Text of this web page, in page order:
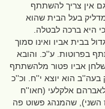
אין צריך להשתתף
בעל הבית שהוא
היא ברכה לבטלה.
בבית אביו ואינו סמוך
בפרוטות. ע''כ. והובא
אביו פטור מלהשתתף
הוא יוצא י''ח. וכ''כ
אלקלעי (חאו''ח
השני), שהמנהג פשוט פה